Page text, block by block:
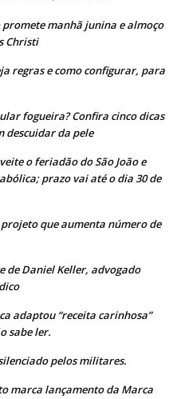
manhã junina e almoço
Christi
regras e como configurar, para
fogueira? Confira cinco dicas
descuidar da pele
o feriadão do São João e
prazo vai até o dia 30 de
que aumenta número de
de Daniel Keller, advogado
adaptou “receita carinhosa”
sabe ler.
pelos militares.
marca lançamento da Marca